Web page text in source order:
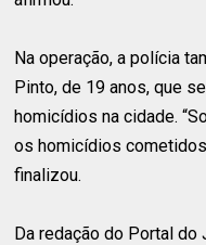
Na operação, a polícia
Pinto, de 19 anos, que
homicídios na cidade.
os homicídios
finalizou.
Da redação do Portal do